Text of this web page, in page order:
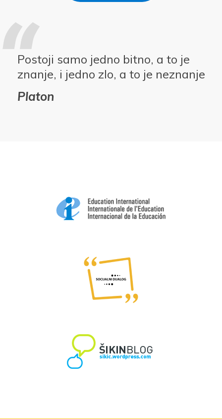
Postoji samo jedno bitno, a to je
znanje, i jedno zlo, a to je neznanje
Platon